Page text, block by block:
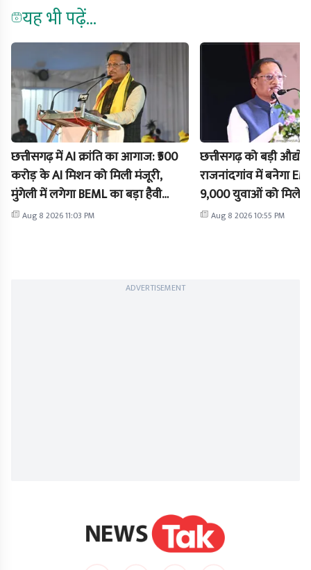
यह भी पढ़ें...
छत्तीसगढ़ में AI क्रांति का आगाज: ₹500
करोड़ के AI मिशन को मिली मंजूरी,
मुंगेली में लगेगा BEML का बड़ा हैवी
मशीनरी प्लांट
Aug 8 2026 11:03 PM
छत्तीसगढ़ को बड़ी
राजनांदगांव में बनेगा
9,000 युवाओं को
₹3,000 करोड़ का आएगा
Aug 8 2026 10:55 PM
ADVERTISEMENT